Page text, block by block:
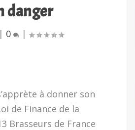
danger
| 0 |
à donner son
de Finance de la
Brasseurs de France